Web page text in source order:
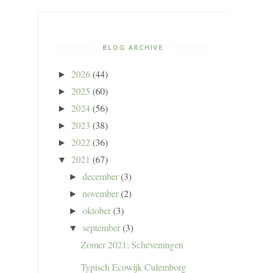
BLOG ARCHIVE
► 2026(44)
► 2025 (60)
► 2024(56)
► 2023 (38)
► 2022(36)
▼ 2021 (67)
►december(3)
►november(2)
►oktober(3)
▼ september(3)
Zomer 2021; Scheveningen
Typisch Ecowijk Culemborg